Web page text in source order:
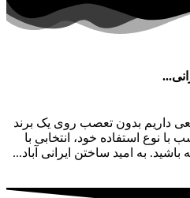
داریم بدون تعصب روی یک برند
نوع استفاده خود، انتخابی با
به امید ساختن ایرانی آباد...